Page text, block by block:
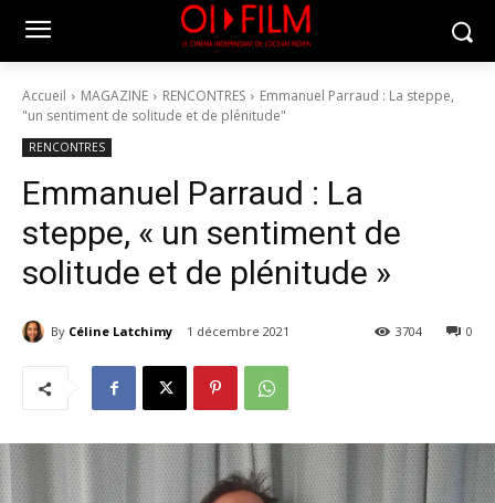
Accueil MAGAZINE RENCONTRES
Emmanuel Parraud : La steppe,
"un sentiment de solitude et de plénitude"
RENCONTRES
Emmanuel Parraud : La
steppe, « un sentiment de
solitude et de plénitude »
By Céline Latchimy 1 décembre 2021 0
3704